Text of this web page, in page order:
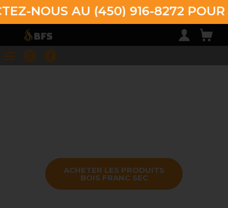
NOUS AU (450) 916-8272 POUR
ACHETER LES PRODUITS
BOIS FRANC SEC